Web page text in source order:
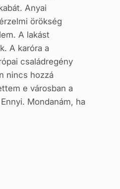
Anyai
örökség
A lakást
A karóra a
családregény
nincs hozzá
e városban a
Mondanám, ha